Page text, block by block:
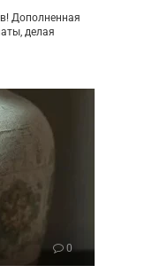
Дополненная
делая
0